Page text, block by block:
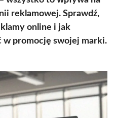
reklamowej. Sprawdź,
online i jak
promocję swojej marki.